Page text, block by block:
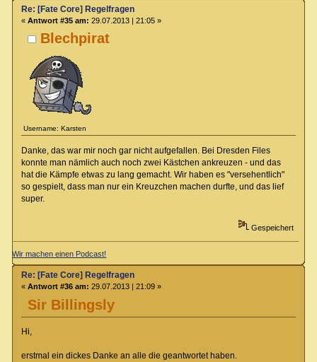
Blechpirat
Username: Karsten
Re: [Fate Core] Regelfragen
« Antwort #35 am: 29.07.2013 | 21:05 »
Danke, das war mir noch gar nicht aufgefallen. Bei Dresden Files
konnte man nämlich auch noch zwei Kästchen ankreuzen - und das
hat die Kämpfe etwas zu lang gemacht. Wir haben es "versehentlich"
so gespielt, dass man nur ein Kreuzchen machen durfte, und das lief
super.
Gespeichert
Wir machen einen Podcast!
Sir Billingsly
Re: [Fate Core] Regelfragen
« Antwort #36 am: 29.07.2013 | 21:09 »
Hi,
erstmal ein dickes Danke an alle die geantwortet haben.